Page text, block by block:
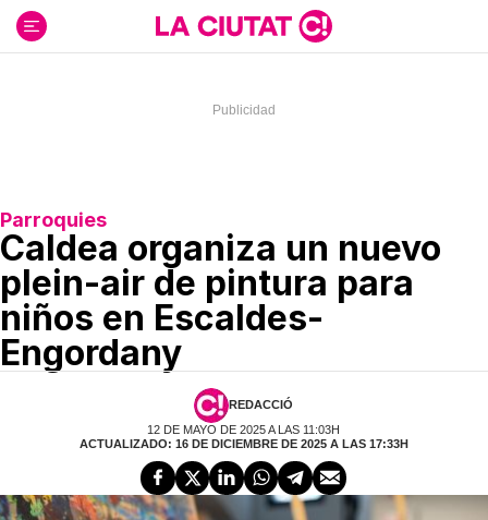
contenido
Parroquies
Caldea organiza un nuevo
plein-air de pintura para
niños en Escaldes-
Engordany
REDACCIÓ
12 DE MAYO DE 2025 A LAS 11:03H
ACTUALIZADO: 16 DE DICIEMBRE DE 2025 A LAS 17:33H